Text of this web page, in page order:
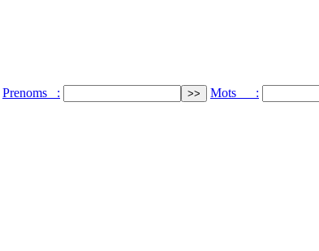
Prenoms : Mots :